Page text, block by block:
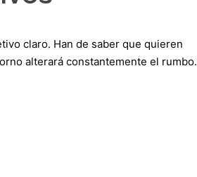
claro. Han de saber que quieren
alterará constantemente el rumbo.